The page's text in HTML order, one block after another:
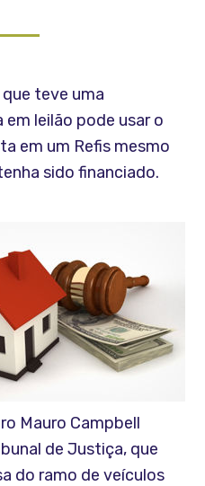
teve uma
leilão pode usar o
em um Refis mesmo
sido financiado.
Mauro Campbell
de Justiça, que
do ramo de veículos